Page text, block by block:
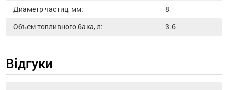
Диаметр частиц, мм:
8
Объем топливного бака, л:
3.6
Відгуки